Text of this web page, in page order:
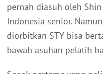
pernah diasuh oleh
Indonesia senior.
diorbitkan STY bisa
bawah asuhan pelatih